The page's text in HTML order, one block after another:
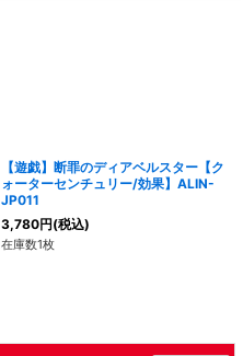
【遊戯】断罪のディアベルスター【ク
ォーターセンチュリー/効果】ALIN-
JP011
3,780円(税込)
在庫数1枚